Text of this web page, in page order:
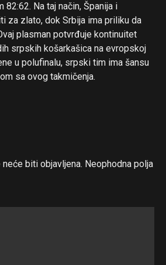
82:62. Na taj način, Španija i
za zlato, dok Srbija ima priliku da
plasman potvrđuje kontinuitet
srpskih košarkašica na evropskoj
u polufinalu, srpski tim ima šansu
sa ovog takmičenja.
biti objavljena. Neophodna polja